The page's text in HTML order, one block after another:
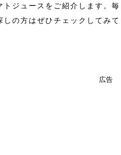
ジュースをご紹介します。
の方はぜひチェックしてみて
広告